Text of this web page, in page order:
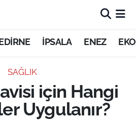
İPSALA ENEZ
SAĞLIK
için Hangi
Uygulanır?